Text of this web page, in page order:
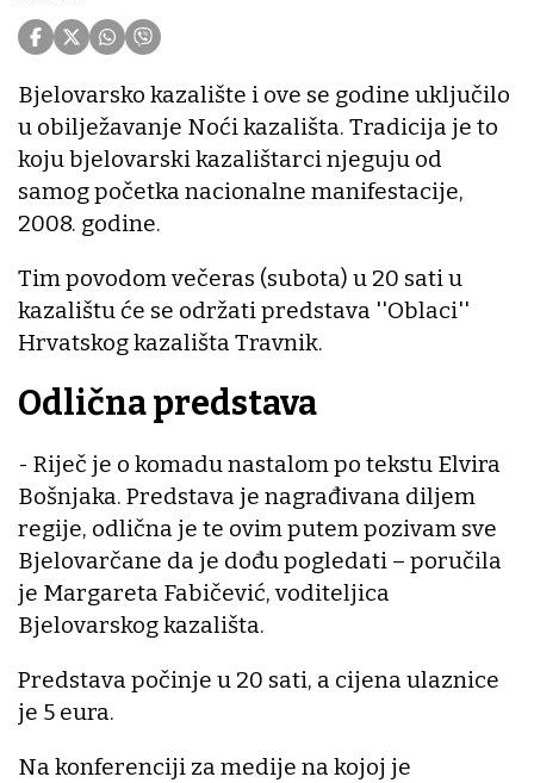
Bjelovarsko kazalište i ove se godine uključilo
u obilježavanje Noći kazališta. Tradicija je to
koju bjelovarski kazalištarci njeguju od
samog početka nacionalne manifestacije,
2008. godine.
Tim povodom večeras (subota) u 20 sati u
kazalištu će se održati predstava ''Oblaci''
Hrvatskog kazališta Travnik.
Odlična predstava
- Riječ je o komadu nastalom po tekstu Elvira
Bošnjaka. Predstava je nagrađivana diljem
regije, odlična je te ovim putem pozivam sve
Bjelovarčane da je dođu pogledati – poručila
je Margareta Fabičević, voditeljica
Bjelovarskog kazališta.
Predstava počinje u 20 sati, a cijena ulaznice
je 5 eura.
Na konferenciji za medije na kojoj je